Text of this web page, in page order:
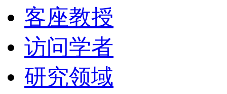
客座教授
访问学者
研究领域